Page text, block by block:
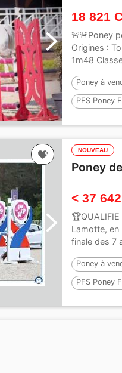
18 821
🚨🚨Poney
Origines :
1m48
Poney à
PFS Poney
NOUVEAU
Poney
< 37
Lamotte, en
finale des 7
Poney à
PFS Poney